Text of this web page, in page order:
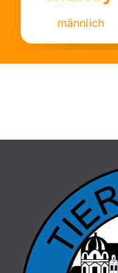
männlich